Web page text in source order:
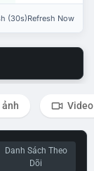
(30s)Refresh Now
ảnh Video
Danh Sách Theo
Dõi